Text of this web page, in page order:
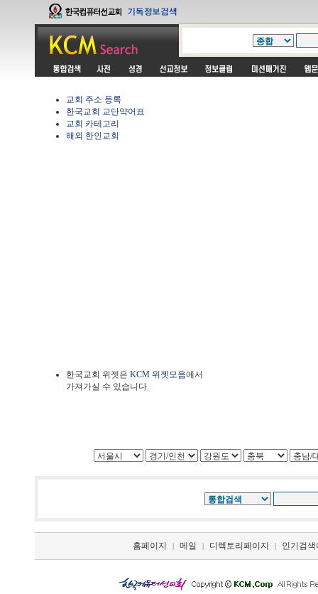
교회 주소 등록
한국교회 교단약어표
교회 카테고리
해외 한인교회
한국교회 위젯은 KCM 위젯모음에서
가져가실 수 있습니다.
홈페이지 | 메일 | 디렉토리페이지 | 인기검색